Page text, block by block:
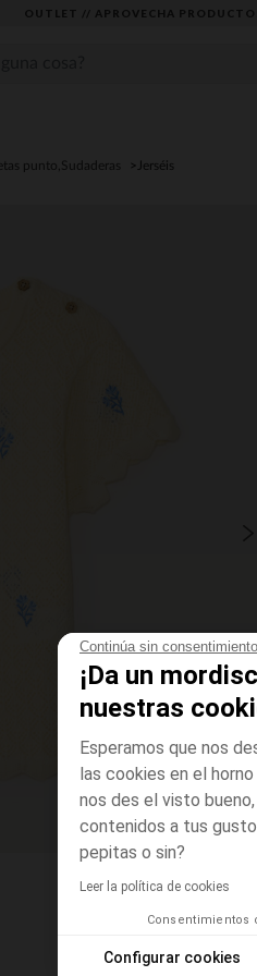
Continúa sin consentimiento
¡Da un
nuestras
Esperamos que nos
las cookies en el
nos des el visto
contenidos a tus
pepitas o sin?
Leer la política de cookies
Consentimientos
Configurar cookies
OUTLET // APROVECHA
punto,Sudaderas Jerséis